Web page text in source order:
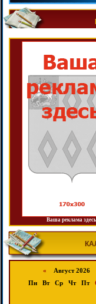
Ваша реклама здесь
« Август 2026
Пн
Вт Ср Чт Пт